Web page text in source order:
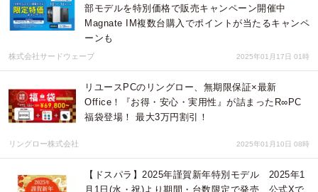
部モデルを特別価格で販売キャンペーン開催中
Magnate IM複数台購入でポイントが当たるキャンペ
ーンも
株式会社サードウェーブ 2025年01月17日 01時
リユースPCのリングロー、無期限保証×最新
Office！『お得・安心・実用性』が詰まったR∞PC
福袋登場！ 最大3万円割引！
リングロー株式会社 2025年01月10日 08時
【ドスパラ】2025年謹賀新年特別モデル 2025年1
月1日(水・祝)より期間・台数限定で発売 公式Xで